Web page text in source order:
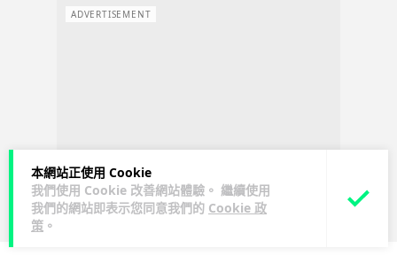
本網站正使用 Cookie
我們使用 Cookie 改善網站體驗。 繼續使用
我們的網站即表示您同意我們的 Cookie 政
策 。
ADVERTISEMENT